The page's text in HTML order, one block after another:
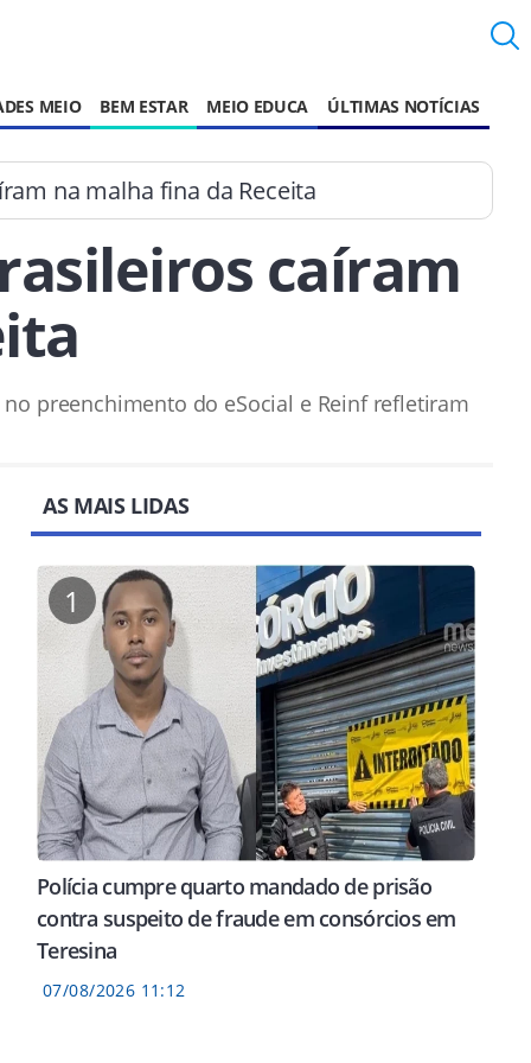
MEIO BEM ESTAR MEIO EDUCA ÚLTIMAS NOTÍCIAS
na malha fina da Receita
caíram
preenchimento do eSocial e Reinf refletiram
AS MAIS LIDAS
1
Polícia cumpre quarto mandado de prisão
contra suspeito de fraude em consórcios em
Teresina
07/08/2026 11:12